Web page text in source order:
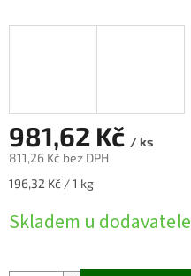
981,62 Kč / ks
811,26 Kč bez DPH
Měrná
196,32 Kč / 1 kg
Skladem u dodavatele